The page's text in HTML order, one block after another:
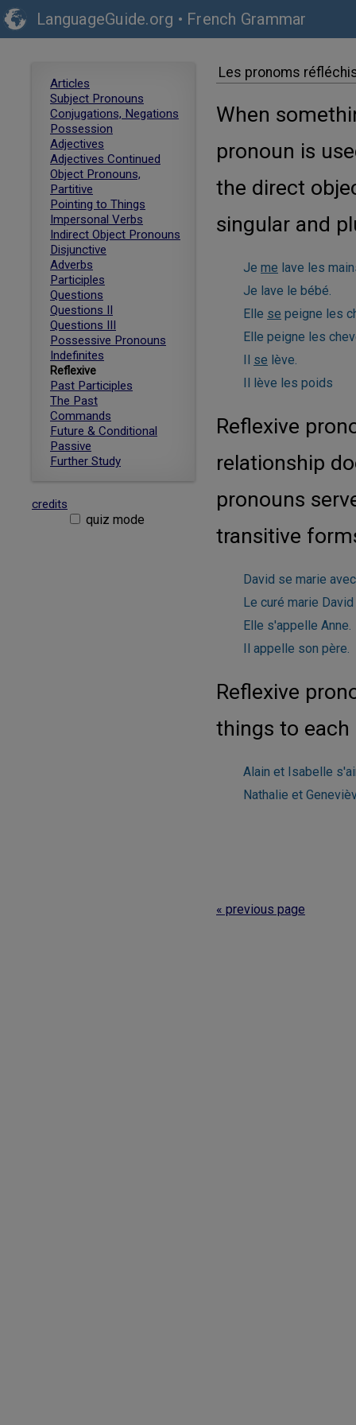
LanguageGuide.org • French Grammar
Articles
Subject Pronouns
Conjugations, Negations
Possession
Adjectives
Adjectives Continued
Object Pronouns,
Partitive
Pointing to Things
Impersonal Verbs
Indirect Object Pronouns
Disjunctive
Adverbs
Participles
Questions
Questions II
Questions III
Possessive Pronouns
Indefinites
Reflexive
Past Participles
The Past
Commands
Future & Conditional
Passive
Further Study
credits
quiz mode
Les pronoms
When
pronoun is
the direct
singular and
Je me lave les
Je lave le bébé.
Elle se peigne les
Elle peigne les
Il se lève.
Il lève les poids
Reflexive
relationship
pronouns
transitive
David se marie
Le curé marie
Elle s'appelle Anne.
Il appelle son père.
Reflexive
things to each
Alain et Isabelle
Nathalie et
« previous page